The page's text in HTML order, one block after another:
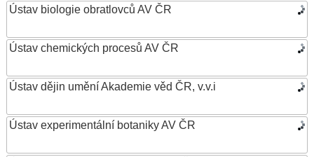
Ústav biologie obratlovců AV ČR
Ústav chemických procesů AV ČR
Ústav dějin umění Akademie věd ČR, v.v.i
Ústav experimentální botaniky AV ČR